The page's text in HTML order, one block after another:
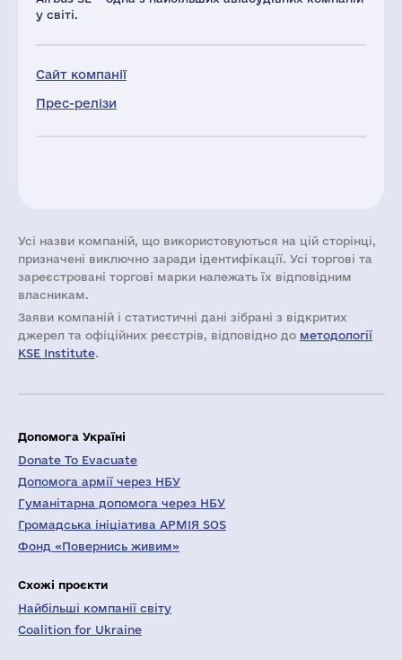
у світі.
Сайт компанії
Прес-релізи
Усі назви компаній, що використовуються на цій сторінці,
призначені виключно заради ідентифікації. Усі торгові та
зареєстровані торгові марки належать їх відповідним
власникам.
Заяви компаній i статистичні дані зібрані з відкритих
джерел та офіційних реєстрів, відповідно до методології
KSE Institute.
Допомога Україні
Donate To Evacuate
Допомога армії через НБУ
Гуманітарна допомога через НБУ
Громадська ініціатива АРМІЯ SOS
Фонд «Повернись живим»
Схожі проєкти
Найбільші компанії світу
Coalition for Ukraine